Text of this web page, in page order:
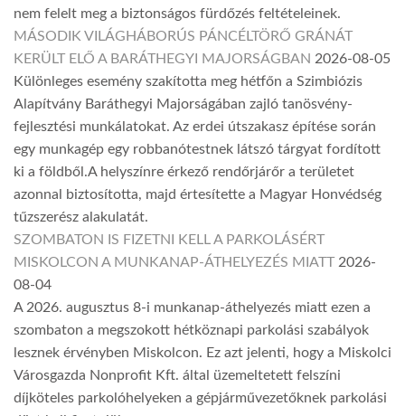
nem felelt meg a biztonságos fürdőzés feltételeinek.
MÁSODIK VILÁGHÁBORÚS PÁNCÉLTÖRŐ GRÁNÁT
KERÜLT ELŐ A BARÁTHEGYI MAJORSÁGBAN 2026-08-05
Különleges esemény szakította meg hétfőn a Szimbiózis
Alapítvány Baráthegyi Majorságában zajló tanösvény-
fejlesztési munkálatokat. Az erdei útszakasz építése során
egy munkagép egy robbanótestnek látszó tárgyat fordított
ki a földből.A helyszínre érkező rendőrjárőr a területet
azonnal biztosította, majd értesítette a Magyar Honvédség
tűzszerész alakulatát.
SZOMBATON IS FIZETNI KELL A PARKOLÁSÉRT
MISKOLCON A MUNKANAP-ÁTHELYEZÉS MIATT 2026-
08-04
A 2026. augusztus 8-i munkanap-áthelyezés miatt ezen a
szombaton a megszokott hétköznapi parkolási szabályok
lesznek érvényben Miskolcon. Ez azt jelenti, hogy a Miskolci
Városgazda Nonprofit Kft. által üzemeltetett felszíni
díjköteles parkolóhelyeken a gépjárművezetőknek parkolási